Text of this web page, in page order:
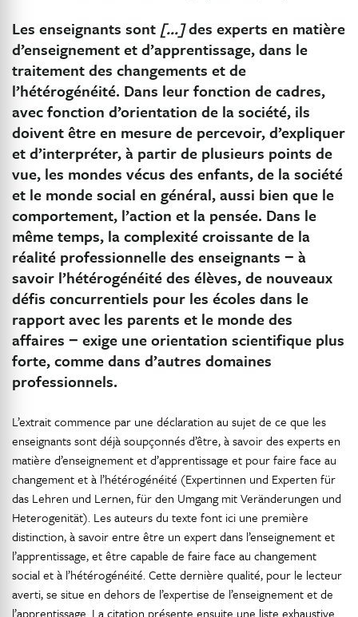
Les enseignants sont […]des experts en matière
d’enseignement et d’apprentissage, dans le
traitement des changements et de
l’hétérogénéité. Dans leur fonction de cadres,
avec fonction d’orientation de la société, ils
doivent être en mesure de percevoir, d’expliquer
et d’interpréter, à partir de plusieurs points de
vue, les mondes vécus des enfants, de la société
et le monde social en général, aussi bien que le
comportement, l’action et la pensée. Dans le
même temps, la complexité croissante de la
réalité professionnelle des enseignants − à
savoir l’hétérogénéité des élèves, de nouveaux
défis concurrentiels pour les écoles dans le
rapport avec les parents et le monde des
affaires − exige une orientation scientifique plus
forte, comme dans d’autres domaines
professionnels.
L’extrait commence par une déclaration au sujet de ce que les
enseignants sont déjà soupçonnés d’être, à savoir des experts en
matière d’enseignement et d’apprentissage et pour faire face au
changement et à l’hétérogénéité (Expertinnen und Experten für
das Lehren und Lernen, für den Umgang mit Veränderungen und
Heterogenität). Les auteurs du texte font ici une première
distinction, à savoir entre être un expert dans l’enseignement et
l’apprentissage, et être capable de faire face au changement
social et à l’hétérogénéité. Cette dernière qualité, pour le lecteur
averti, se situe en dehors de l’expertise de l’enseignement et de
l’apprentissage. La citation présente ensuite une liste exhaustive